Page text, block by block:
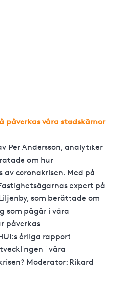
påverkas våra stadskärnor
Per Andersson, analytiker
om hur
coronakrisen. Med på
expert på
som berättade om
som pågår i våra
påverkas
årliga rapport
i våra
Moderator: Rikard